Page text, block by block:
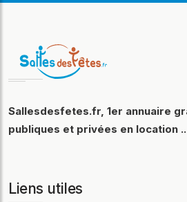
Sallesdesfetes.fr, 1er annuaire
publiques et privées en location
Liens utiles